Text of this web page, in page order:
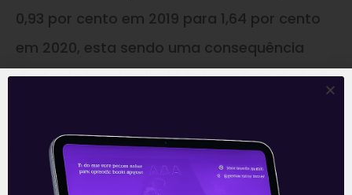
0,93 por cento em 2019 para 1,64 por cento
em 2020, esta sendo uma consequência
direta da pandemia do coronavírus, dada às
impostas pela Agência Nacional de Energia
Elétrica – ANEEL durante períodos mais